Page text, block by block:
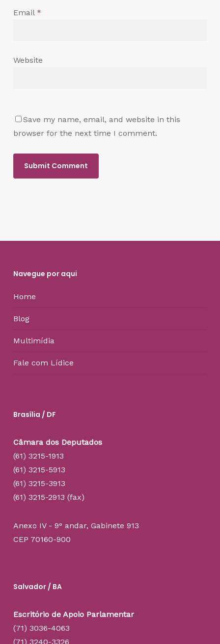
Email *
Website
Save my name, email, and website in this
browser for the next time I comment.
Navegue por aqui
Home
Blog
Multimídia
Fale com Lídice
Brasília / DF
Câmara dos Deputados
(61) 3215-1913
(61) 3215-5913
(61) 3215-3913
(61) 3215-2913 (fax)
Anexo IV - 9° andar, Gabinete 913
CEP 70160-900
Salvador / BA
Escritório de Apoio Parlamentar
(71) 3036-4063
(71) 3240-3326